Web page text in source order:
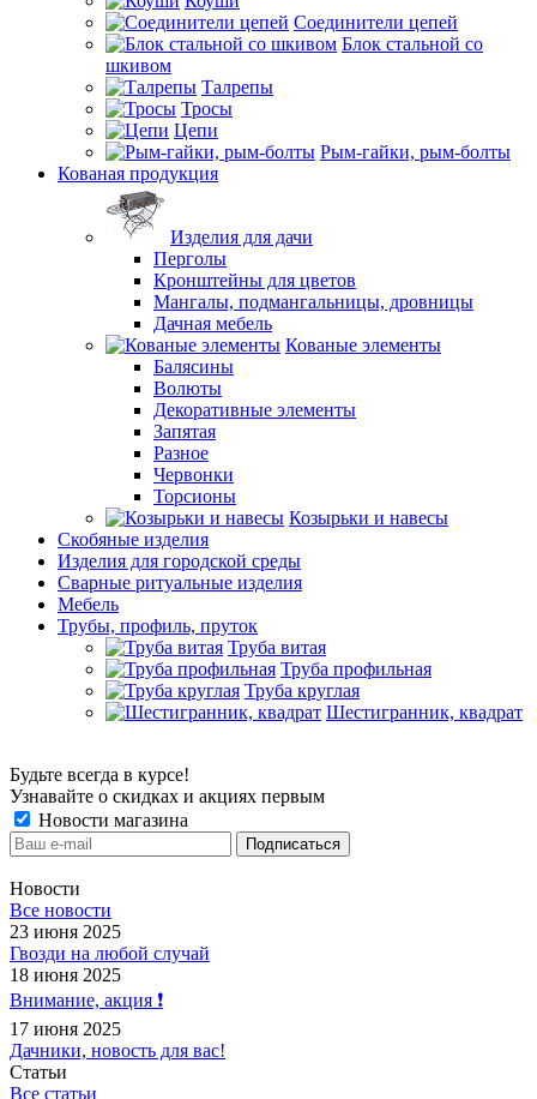
Соединители цепей
Блок стальной со
шкивом
Талрепы
Тросы
Цепи
Рым-гайки, рым-болты
Кованая продукция
Изделия для дачи
Перголы
Кронштейны для цветов
Мангалы, подмангальницы, дровницы
Дачная мебель
Кованые элементы
Балясины
Волюты
Декоративные элементы
Запятая
Разное
Червонки
Торсионы
Козырьки и навесы
Скобяные изделия
Изделия для городской среды
Сварные ритуальные изделия
Мебель
Трубы, профиль, пруток
Труба витая
Труба профильная
Труба круглая
Шестигранник, квадрат
Будьте всегда в курсе!
Узнавайте о скидках и акциях первым
Новости магазина
Новости
Все новости
23 июня 2025
Гвозди на любой случай
18 июня 2025
Внимание, акция ❗️
17 июня 2025
Дачники, новость для вас!
Статьи
Все статьи